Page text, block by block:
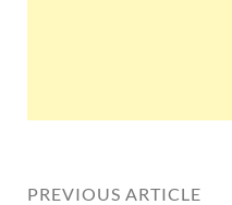
PREVIOUS ARTICLE